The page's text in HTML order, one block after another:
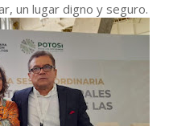
un lugar digno y seguro.